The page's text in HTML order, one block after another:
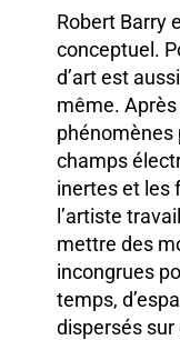
Robert Barry
conceptuel.
d’art est
même. Après
phénomènes
champs
inertes et les
l’artiste
mettre des
incongrues
temps,
dispersés